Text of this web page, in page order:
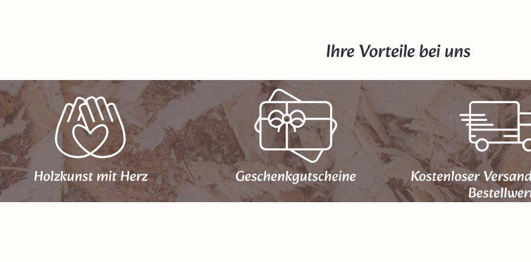
Ihre Vorteile bei uns
Holzkunst mit Herz Geschenk­gutscheine Kostenloser